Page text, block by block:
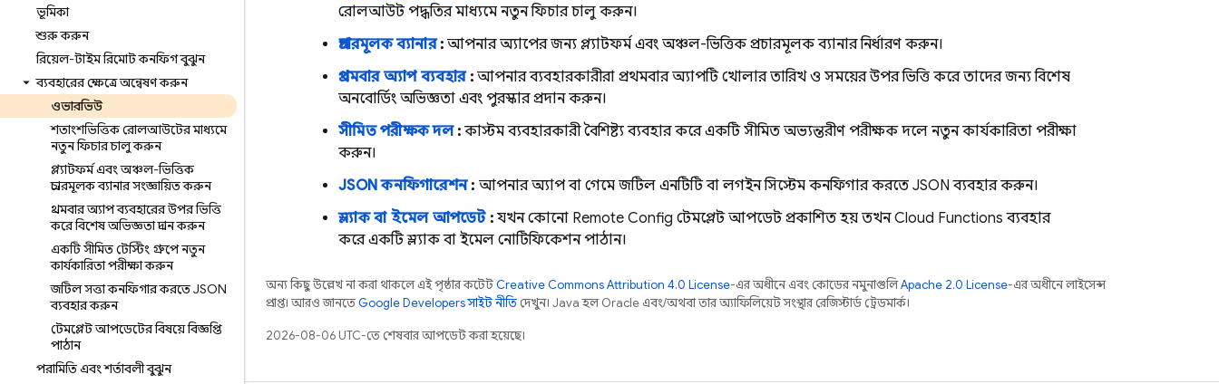
ভূমিকা
শুরু করুন
রিয়েল-টাইম রিমোট কনফিগ বুঝুন
ব্যবহারের ক্ষেত্রে অন্বেষণ করুন
ওভারভিউ
শতাংশভিত্তিক রোলআউটের মাধ্যমে
নতুন ফিচার চালু করুন
প্ল্যাটফর্ম এবং অঞ্চল-ভিত্তিক
প্রচারমূলক ব্যানার সংজ্ঞায়িত করুন
প্রথমবার অ্যাপ ব্যবহারের উপর ভিত্তি
করে বিশেষ অভিজ্ঞতা প্রদান করুন
একটি সীমিত টেস্টিং গ্রুপে নতুন
কার্যকারিতা পরীক্ষা করুন
জটিল সত্তা কনফিগার করতে JSON
ব্যবহার করুন
টেমপ্লেট আপডেটের বিষয়ে বিজ্ঞপ্তি
পাঠান
পরামিতি এবং শর্তাবলী বুঝুন
রোলআউট পদ্ধতির মাধ্যমে নতুন ফিচার চালু করুন।
প্রচারমূলক ব্যানার: আপনার অ্যাপের জন্য প্ল্যাটফর্ম এবং অঞ্চল-ভিত্তিক প্রচারমূলক ব্যানার নির্ধারণ করুন।
প্রথমবার অ্যাপ ব্যবহার: আপনার ব্যবহারকারীরা প্রথমবার অ্যাপটি খোলার তারিখ ও সময়ের উপর ভিত্তি করে তাদের জন্য বিশেষ
অনবোর্ডিং অভিজ্ঞতা এবং পুরস্কার প্রদান করুন।
সীমিত পরীক্ষক দল: কাস্টম ব্যবহারকারী বৈশিষ্ট্য ব্যবহার করে একটি সীমিত অভ্যন্তরীণ পরীক্ষক দলে নতুন কার্যকারিতা পরীক্ষা
করুন।
JSON কনফিগারেশন: আপনার অ্যাপ বা গেমে জটিল এনটিটি বা লগইন সিস্টেম কনফিগার করতে JSON ব্যবহার করুন।
স্ল্যাক বা ইমেল আপডেট: যখন কোনো Remote Config টেমপ্লেট আপডেট প্রকাশিত হয়, তখনCloud Functions ব্যবহার
করে একটি স্ল্যাক বা ইমেল নোটিফিকেশন পাঠান।
অন্য কিছু উল্লেখ না করা থাকলে, এই পৃষ্ঠার কন্টেন্টCreative Commons Attribution 4.0 License-এর অধীনে এবং কোডের নমুনাগুলিApache 2.0 License-এর অধীনে লাইসেন্স
প্রাপ্ত। আরও জানতে,Google Developers সাইট নীতি দেখুন। Java হল Oracle এবং/অথবা তার অ্যাফিলিয়েট সংস্থার রেজিস্টার্ড ট্রেডমার্ক।
2026-08-06 UTC-তে শেষবার আপডেট করা হয়েছে।